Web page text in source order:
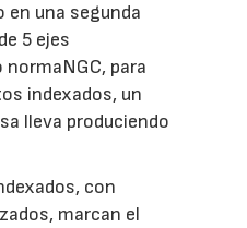
en una segunda
5 ejes
normaNGC, para
indexados, un
lleva produciendo
con
marcan el